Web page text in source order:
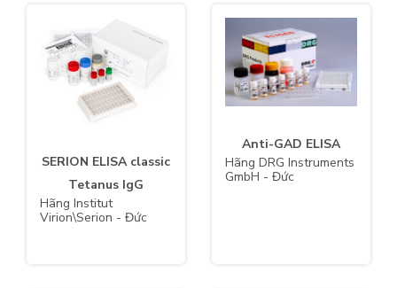
SERION ELISA classic
Tetanus IgG
Hãng Institut
Virion\Serion - Đức
Anti-GAD ELISA
Hãng DRG Instruments
GmbH - Đức